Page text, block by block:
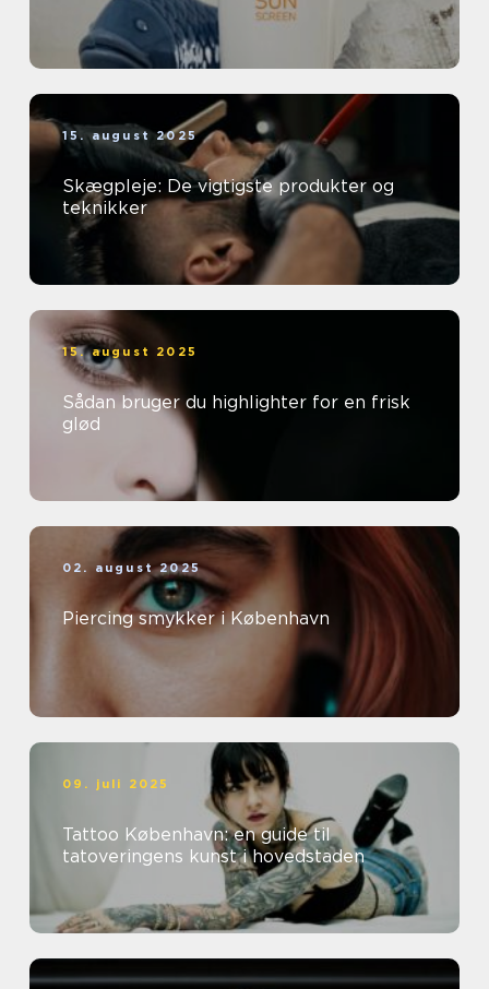
15. august 2025
Skægpleje: De vigtigste produkter og
teknikker
15. august 2025
Sådan bruger du highlighter for en frisk
glød
02. august 2025
Piercing smykker i København
09. juli 2025
Tattoo København: en guide til
tatoveringens kunst i hovedstaden